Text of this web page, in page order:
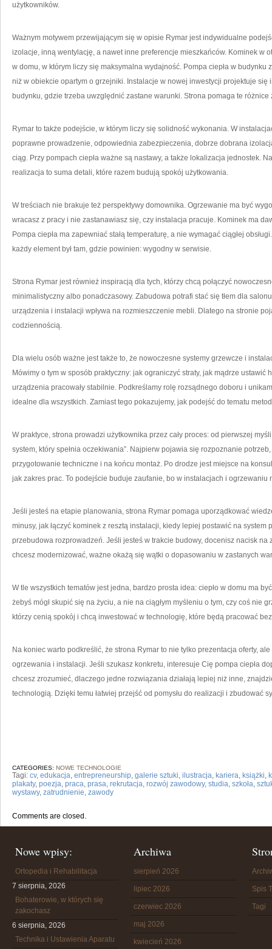
użytkowników.
Ważnym motywem przewijającym się w opisie Rymar jest indywidualne
izolacje, inną wentylację, a nawet inne preferencje mieszkańców. Kominek w
w domu, w którym liczy się maksymalna wydajność. Pompa ciepła w budynku
niż w obiekcie opartym o grzejniki. Instalacje w nowej inwestycji projektuje
budynku, gdzie trzeba uwzględnić zastane warunki. Strona pomaga te
Rymar to także podejście, w którym liczy się solidność wykonania. W
poprawne prowadzenie, odpowiednia zabezpieczenia, dobrze dobrana
ciąg. Przy pompach ciepła ważne są nastawy, a także lokalizacja jednostek.
realizacja to suma detali, które razem budują spokój użytkowania.
W treściach nie brakuje też perspektywy domownika. Ogrzewanie ma być
wracasz z pracy i nie zastanawiasz się, czy instalacja pracuje. Kominek ma
Pompa ciepła ma zapewniać stałą temperaturę, a nie wymagać ciągłej
każdy element był tam, gdzie powinien: wygodny w serwisie.
Strona Rymar jest również inspiracją dla tych, którzy chcą połączyć
minimalistyczny albo ponadczasowy. Zabudowa potrafi stać się tłem dla
urządzenia i instalacji wpływa na rozmieszczenie mebli. Dlatego na stronie
codziennością.
Dla wielu osób ważne jest także to, że nowoczesne systemy grzewcze i
Mówimy o tym w sposób praktyczny: jak ograniczyć straty, jak mądrze
urządzenia pracowały stabilnie. Podkreślamy rolę rozsądnego doboru i
idealne dla wszystkich. Zamiast tego pokazujemy, jak podejść do tematu
W praktyce, strona prowadzi użytkownika przez cały proces: od pierwszej
system, który spełnia oczekiwania”. Najpierw pojawia się rozpoznanie
przygotowanie techniczne i na końcu montaż. Po drodze jest miejsce na
jak zakres prac. To podejście buduje zaufanie, bo w instalacjach i ogrzewaniu
Jeśli jesteś na etapie planowania, strona Rymar pomaga uporządkować
minusy, jak łączyć kominek z resztą instalacji, kiedy lepiej postawić na system
przebudowa rozprowadzeń. Jeśli jesteś w trakcie budowy, docenisz nacisk na
chcesz modernizować, ważne okażą się wątki o dopasowaniu w zastanych
W tle wszystkich tematów jest jedna, bardzo prosta idea: ciepło w domu ma
żebyś mógł skupić się na życiu, a nie na ciągłym myśleniu o tym, czy coś nie
którzy cenią spokój i chcą inwestować w technologię, które będą pracować
Na koniec warto podkreślić, że strona Rymar to nie tylko prezentacja oferty,
ogrzewania i instalacji. Jeśli szukasz konkretu, interesuje Cię pompa ciepła
chcesz zrozumieć, dlaczego jedne rozwiązania działają lepiej niż inne,
technologią. Dzięki temu łatwiej przejść od pomysłu do realizacji i zbudować
CATEGORIES: NOWE TECHNOLOGIE
Tagi: cv, edukacja, entrepreneurship, galerie sztuki, ilustracja, kariera, książki,
plakaty, poezja, praca, prasa, rekrutacja, rozwój zawodowy, studia, szkoła,
wystawy, zatrudnienie, zawody
Comments are closed.
Nowe wpisy:
Ortopedia i Rehabilitacja
7 sierpnia, 2026
Bohaterowie, w których się
zakochasz
6 sierpnia, 2026
Technika i Ustawienia Aparatu
Archiwa
sierpień 2026
lipiec 2026
czerwiec 2026
maj 2026
kwiecień 2026
Spis
Tagi